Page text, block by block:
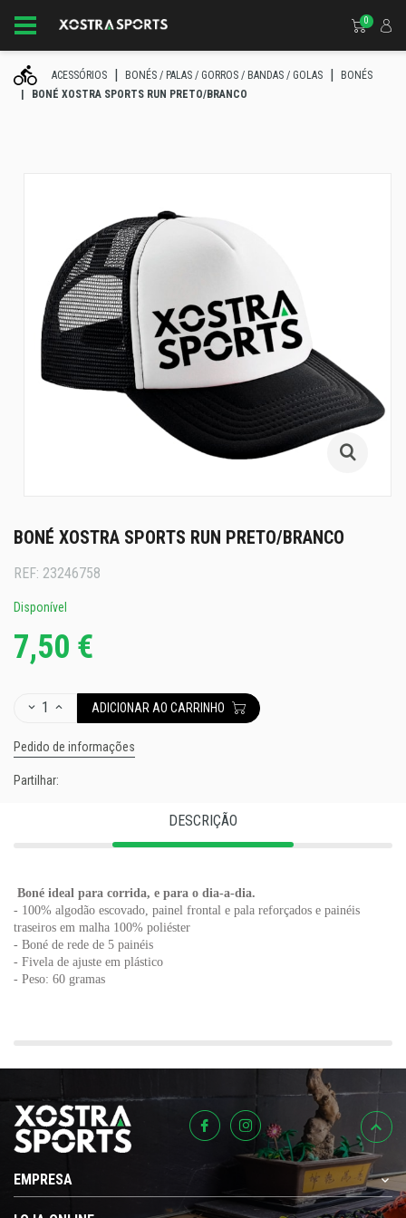
0
ACESSÓRIOS BONÉS / PALAS / GORROS / BANDAS / GOLAS
BONÉS
BONÉ XOSTRA SPORTS RUN PRETO/BRANCO
DESCRIÇÃO
Boné ideal para corrida, e para o dia-a-dia.
- 100% algodão escovado, painel frontal e pala reforçados e painéis
traseiros em malha 100% poliéster
- Boné de rede de 5 painéis
- Fivela de ajuste em plástico
- Peso: 60 gramas
BONÉ XOSTRA SPORTS RUN PRETO/BRANCO
REF: 23246758
Disponível
7,50 €
1 ADICIONAR AO CARRINHO
Pedido de informações
Partilhar:
EMPRESA